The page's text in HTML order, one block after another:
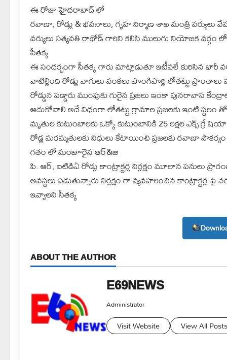
ఈ రోజు హైదరాబాద్ లో
రవాణా, రోడ్లు & భవనాలు, గృహ నిర్మాణ శాఖ మంత్రి వర్యులు
వర్యులు సత్యవతి రాథోడ్ గారిని కలిసి ములుగు నియోజక వర్గం
సీతక్క
ఈ సందర్భంగా సీతక్క గారు మాట్లాడుతూ ఇటీవలే కురిసిన భారీ
వాటిల్లింది రోడ్లు వాగులు వంకలు పొంగిపొర్లి లోతట్టు
రోడ్డున పడ్డారు ముంపుకు గురైన ప్రజలు ఇంకా పునరావాస
ఆదుకోవాలి అదే విధంగా లోతట్టు గ్రామాల ప్రజలకు ఇంటి
మృతుల కుటుంబాలకు ఒక్కో కుటుంబానికి 25 లక్షల ఎక్స్ గ్రే
రోడ్ల మరమ్మతులకు నిధులు కేటాయించి ప్రజలకు రవాణా
గతం లో మంజూరైన ఆర్&బి
పి. ఆర్, ఐటిడిఏ రోడ్లు కాంట్రాక్టర్ల నిర్లక్షం మూలాన పనులు
అవస్థలు పడుతున్నారు నిర్లక్షం గా వ్యవహరించిన
ఇవ్వాలని సీతక్క
ABOUT THE AUTHOR
E69NEWS
Administrator
Visit Website View All Posts